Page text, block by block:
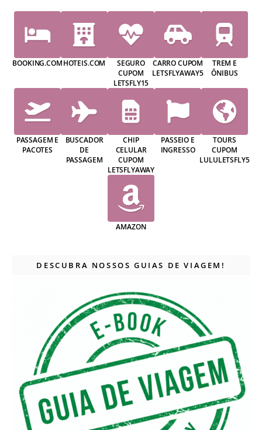
BOOKING.COMHOTEIS.COM
SEGURO
CUPOM
LETSFLY15
CARRO CUPOM
LETSFLYAWAY5
TREM E
ÔNIBUS
PASSAGEM E
PACOTES
BUSCADOR
DE
PASSAGEM
CHIP
CELULAR
CUPOM
LETSFLYAWAY
PASSEIO E
INGRESSO
TOURS
CUPOM
LULULETSFLY5
AMAZON
DESCUBRA NOSSOS GUIAS DE VIAGEM!